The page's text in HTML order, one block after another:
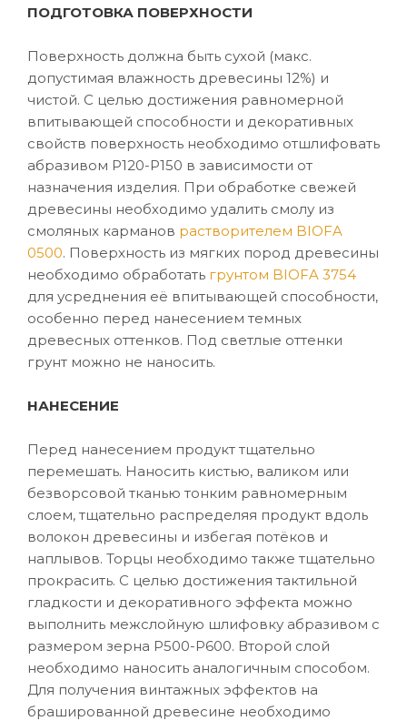
ПОДГОТОВКА ПОВЕРХНОСТИ
Поверхность должна быть сухой (макс.
допустимая влажность древесины 12%) и
чистой. С целью достижения равномерной
впитывающей способности и декоративных
свойств поверхность необходимо отшлифовать
абразивом P120-P150 в зависимости от
назначения изделия. При обработке свежей
древесины необходимо удалить смолу из
смоляных карманов растворителем BIOFA
0500. Поверхность из мягких пород древесины
необходимо обработать грунтом BIOFA 3754
для усреднения её впитывающей способности,
особенно перед нанесением темных
древесных оттенков. Под светлые оттенки
грунт можно не наносить.
НАНЕСЕНИЕ
Перед нанесением продукт тщательно
перемешать. Наносить кистью, валиком или
безворсовой тканью тонким равномерным
слоем, тщательно распределяя продукт вдоль
волокон древесины и избегая потёков и
наплывов. Торцы необходимо также тщательно
прокрасить. С целью достижения тактильной
гладкости и декоративного эффекта можно
выполнить межслойную шлифовку абразивом с
размером зерна P500-P600. Второй слой
необходимо наносить аналогичным способом.
Для получения винтажных эффектов на
брашированной древесине необходимо